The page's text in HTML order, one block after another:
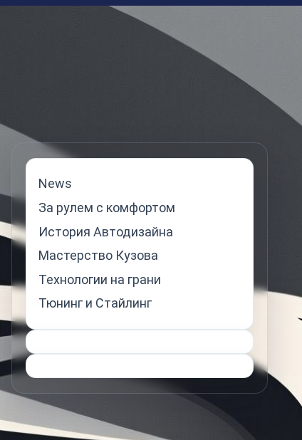
News
За рулем с комфортом
История Автодизайна
Мастерство Кузова
Технологии на грани
Тюнинг и Стайлинг